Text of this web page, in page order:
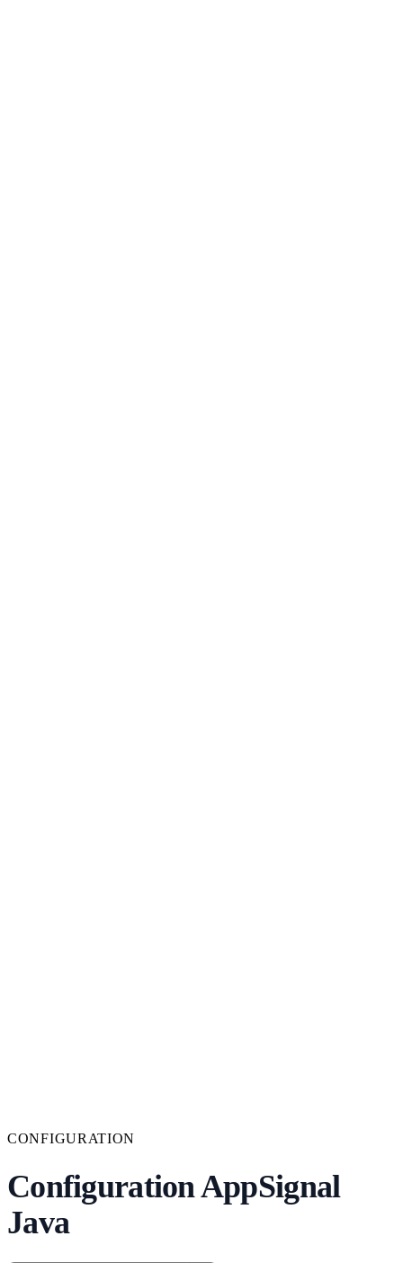
CONFIGURATION
Configuration AppSignal
Java